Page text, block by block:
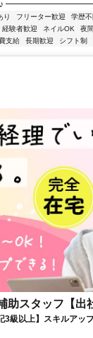
す♪
り フリーター歓迎 学歴不
経験者歓迎 ネイルOK 夜間
支給 長期歓迎 シフト制
助スタッフ【出
3級以上】スキルアッ
の方も大歓迎♪